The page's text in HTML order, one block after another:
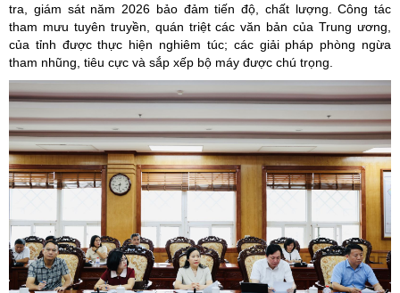
tra, giám sát năm 2026 bảo đảm tiến độ, chất lượng. Công tác
tham mưu tuyên truyền, quán triệt các văn bản của Trung ương,
của tỉnh được thực hiện nghiêm túc; các giải pháp phòng ngừa
tham nhũng, tiêu cực và sắp xếp bộ máy được chú trọng.